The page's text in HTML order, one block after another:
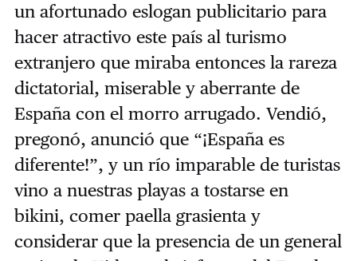
un afortunado eslogan publicitario para
hacer atractivo este país al turismo
extranjero que miraba entonces la rareza
dictatorial, miserable y aberrante de
España con el morro arrugado. Vendió,
pregonó, anunció que “¡España es
diferente!”, y un río imparable de turistas
vino a nuestras playas a tostarse en
bikini, comer paella grasienta y
considerar que la presencia de un general